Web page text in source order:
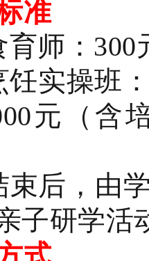
准
师： 300
饪实操班
元（含
束后，由
子研学活